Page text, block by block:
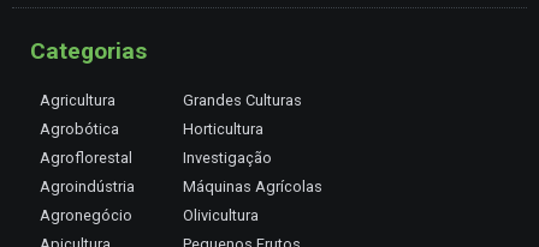
Categorias
Agricultura
Agrobótica
Agroflorestal
Agroindústria
Agronegócio
Grandes Culturas
Horticultura
Investigação
Máquinas Agrícolas
Olivicultura